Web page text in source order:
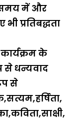
में और
प्रतिबद्धता
के
से धन्यवाद
से